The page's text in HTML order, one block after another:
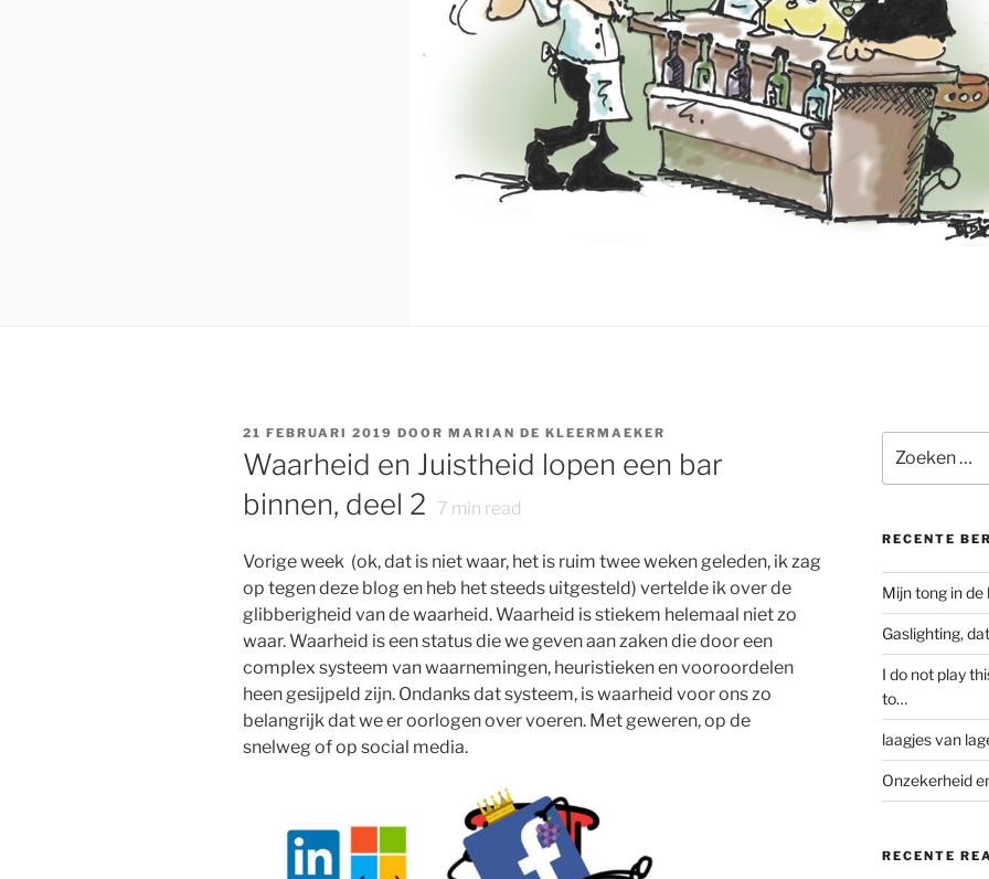
GEPLAATST
OP
21 FEBRUARI 2019 DOOR MARIAN DE KLEERMAEKER
Waarheid en Juistheid lopen een bar
binnen, deel 2
7 min read
Vorige week (ok, dat is niet waar, het is ruim twee weken geleden, ik zag
op tegen deze blog en heb het steeds uitgesteld) vertelde ik over de
glibberigheid van de waarheid. Waarheid is stiekem helemaal niet zo
waar. Waarheid is een status die we geven aan zaken die door een
complex systeem van waarnemingen, heuristieken en vooroordelen
heen gesijpeld zijn. Ondanks dat systeem, is waarheid voor ons zo
belangrijk dat we er oorlogen over voeren. Met geweren, op de
snelweg of op social media.
naar:
RECENTE
Mijn tong in
Gaslighting,
I do not play
to…
laagjes van
Onzekerheid
RECENTE